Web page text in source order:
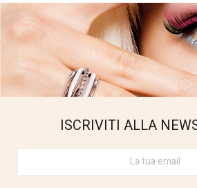
ISCRIVITI ALLA